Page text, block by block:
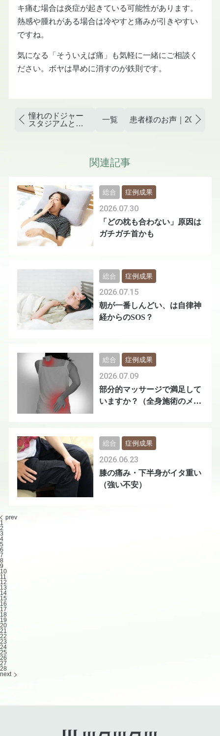
キ痛む場合は炎症が起きている可能性があります。
熱感や腫れがある場合は冷やすと痛みが引きやすい
ですね。
気になる「そういえば痛」も気軽に一緒にご相談く
ださい。ボヤは早めに消すのが鉄則です。
憧れのドジャー
スタジアムと大
一覧 患者様のお声｜2026年冬
関連記事
「どの枕も合わない」原因は
ガチガチ首かも
2026.07.30
総合 症例成果
朝が一番しんどい、は自律神
経からのSOS？
2026.07.15
総合 症例成果
部分的マッサージで満足して
いますか？（全身施術のメリ
2026.07.09
総合 症例成果
膝の痛み・下半身がイタ重い
（強い不安）
2026.06.23
総合 症例成果
prev
1
2
3
4
5
6
7
8
9
10
11
12
13
14
15
16
17
18
19
20
21
22
23
24
25
26
27
28
next